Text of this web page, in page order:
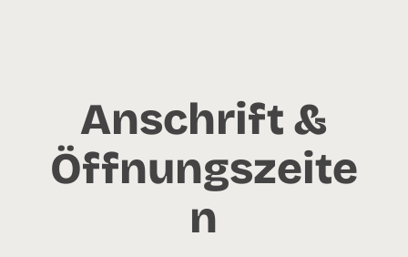
Anschrift &
Öffnungszeite
n